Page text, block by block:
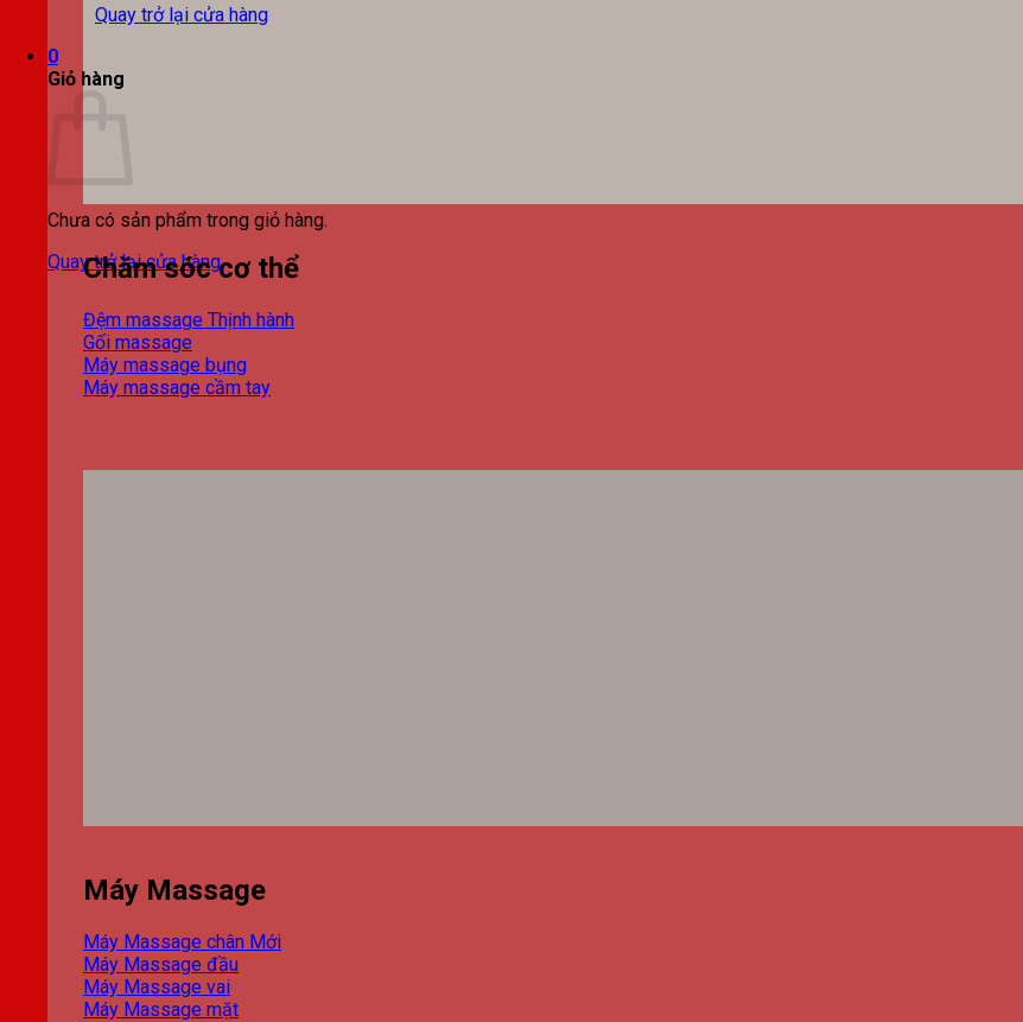
Quay trở lại cửa hàng
0
Giỏ hàng
Chưa có sản phẩm trong giỏ hàng.
Quay trở lại cửa hàng
Chăm sóc cơ thể
Đệm massage
Gối massage
Máy massage bụng
Máy massage cầm tay
Máy Massage
Máy Massage chân
Máy Massage đầu
Máy Massage vai
Máy Massage mặt